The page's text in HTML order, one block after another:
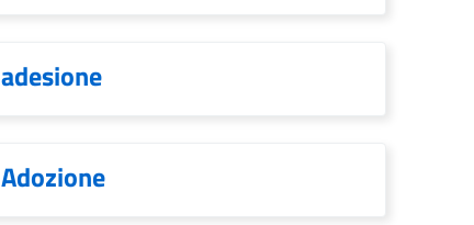
adesione
Adozione